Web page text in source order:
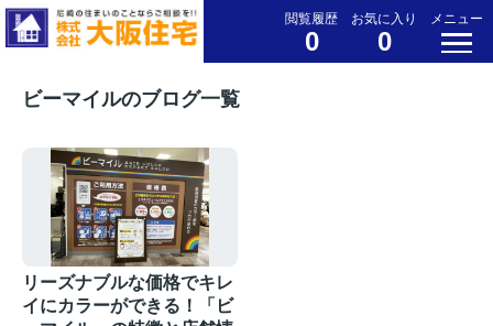
閲覧履歴
0
お気に入り
0
メニュー
ビーマイルのブログ一覧
リーズナブルな価格でキレ
イにカラーができる！「ビ